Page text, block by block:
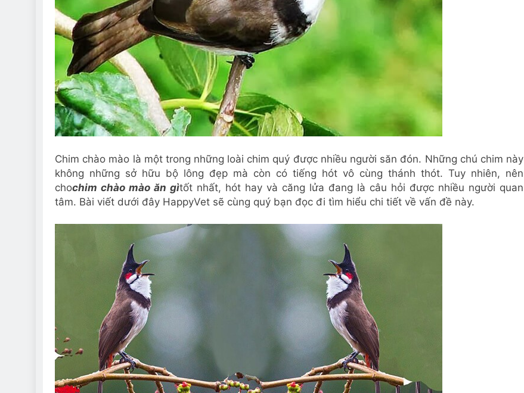
Chim chào mào là một trong những loài chim quý được nhiều người săn đón. Những chú chim này
không những sở hữu bộ lông đẹp mà còn có tiếng hót vô cùng thánh thót. Tuy nhiên, nên
chochim chào mào ăn gìtốt nhất, hót hay và căng lửa đang là câu hỏi được nhiều người quan
tâm. Bài viết dưới đây HappyVet sẽ cùng quý bạn đọc đi tìm hiểu chi tiết về vấn đề này.